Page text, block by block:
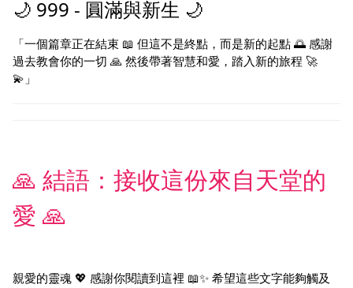
🌙 999 - 圓滿與新生 🌙
「一個篇章正在結束 📖 但這不是終點，而是新的起點 🌅 感謝
過去教會你的一切 🙏 然後帶著智慧和愛，踏入新的旅程 🚀
💫」
🙏 結語：接收這份來自天堂的
愛 🙏
親愛的靈魂 💖 感謝你閱讀到這裡 📖✨ 希望這些文字能夠觸及